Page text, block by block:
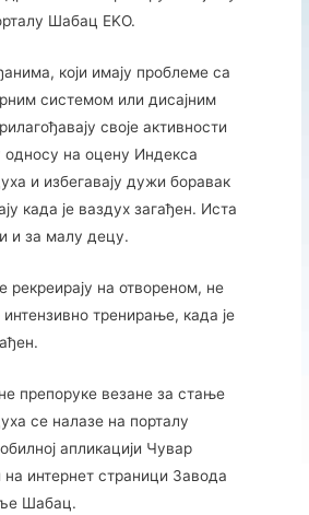
Шабац EKО.
који имају проблеме са
системом или дисајним
своје активности
односу на оцену Индекса
и избегавају дужи боравак
када је ваздух загађен. Иста
и за малу децу.
рекреирају на отвореном, не
интензивно тренирање, када је
препоруке везане за стање
се налазе на порталу
апликацији Чувар
интернет страници Завода
Шабац.